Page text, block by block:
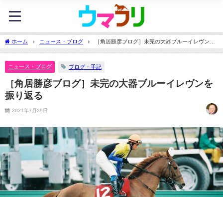
ホーム ニュース・ブログ
［角居勝彦ブログ］未完の大器ブルーイレヴンを
振り返る
ニュース・ブログ ブログ・手記
［角居勝彦ブログ］未完の大器ブルーイレヴンを
振り返る
2021年7月29日